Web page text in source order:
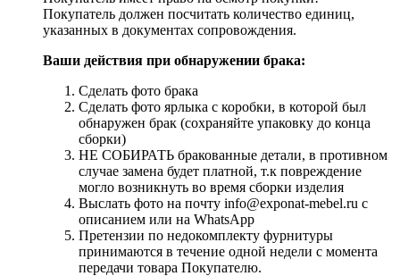
Покупатель должен посчитать количество единиц,
указанных в документах сопровождения.
Ваши действия при обнаружении брака:
Сделать фото брака
Сделать фото ярлыка с коробки, в которой был
обнаружен брак (сохраняйте упаковку до конца
сборки)
НЕ СОБИРАТЬ бракованные детали, в противном
случае замена будет платной, т.к повреждение
могло возникнуть во время сборки изделия
Выслать фото на почту info@exponat-mebel.ru с
описанием или на WhatsApp
Претензии по недокомплекту фурнитуры
принимаются в течение одной недели с момента
передачи товара Покупателю.